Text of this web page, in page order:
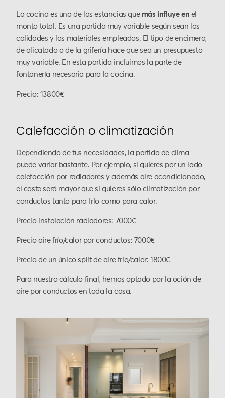
La cocina es una de las estancias que más influye en el
monto total. Es una partida muy variable según sean las
calidades y los materiales empleados. El tipo de encimera,
de alicatado o de la grifería hace que sea un presupuesto
muy variable. En esta partida incluimos la parte de
fontanería necesaria para la cocina.
Precio: 13800€
Calefacción o climatización
Dependiendo de tus necesidades, la partida de clima
puede variar bastante. Por ejemplo, si quieres por un lado
calefacción por radiadores y además aire acondicionado,
el coste será mayor que si quieres sólo climatización por
conductos tanto para frío como para calor.
Precio instalación radiadores: 7000€
Precio aire frío/calor por conductos: 7000€
Precio de un único split de aire frío/calor: 1800€
Para nuestro cálculo final, hemos optado por la oción de
aire por conductos en toda la casa.